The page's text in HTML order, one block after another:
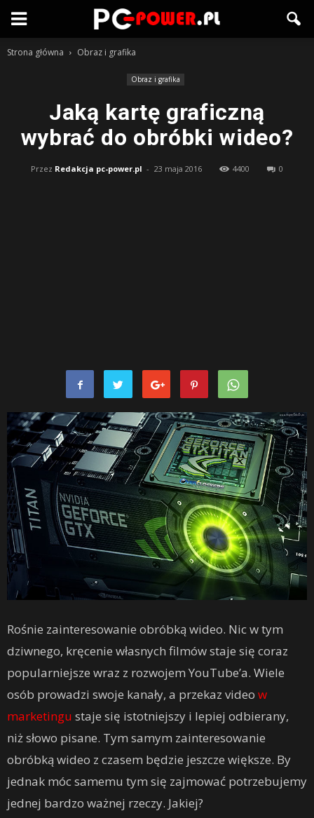
Strona główna Obraz i grafika
Obraz i grafika
Jaką kartę graficzną
wybrać do obróbki wideo?
Przez Redakcja pc-power.pl - 23 maja 2016 4400 0
Rośnie zainteresowanie obróbką wideo. Nic w tym
dziwnego, kręcenie własnych filmów staje się coraz
popularniejsze wraz z rozwojem YouTube’a. Wiele
osób prowadzi swoje kanały, a przekaz video w
marketingu staje się istotniejszy i lepiej odbierany,
niż słowo pisane. Tym samym zainteresowanie
obróbką wideo z czasem będzie jeszcze większe. By
jednak móc samemu tym się zajmować potrzebujemy
jednej bardzo ważnej rzeczy. Jakiej?